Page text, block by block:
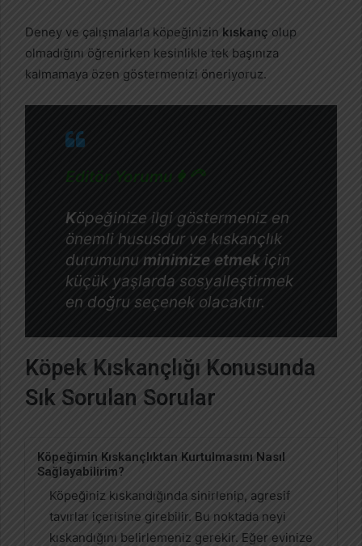
Deney ve çalışmalarla köpeğinizin kıskanç olup
olmadığını öğrenirken kesinlikle tek başınıza
kalmamaya özen göstermenizi öneriyoruz.
Editör Yorumu👩‍🦳
Köpeğinize ilgi göstermeniz en
önemli hususdur ve kıskançlık
durumunu minimize etmek için
küçük yaşlarda sosyalleştirmek
en doğru seçenek olacaktır.
Köpek Kıskançlığı Konusunda
Sık Sorulan Sorular
Köpeğimin Kıskançlıktan Kurtulmasını Nasıl
Sağlayabilirim?
Köpeğiniz kıskandığında sinirlenip, agresif
tavırlar içerisine girebilir. Bu noktada neyi
kıskandığını belirlemeniz gerekir. Eğer evinize